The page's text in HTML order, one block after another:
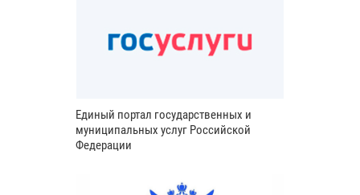
Единый портал государственных и
муниципальных услуг Российской
Федерации